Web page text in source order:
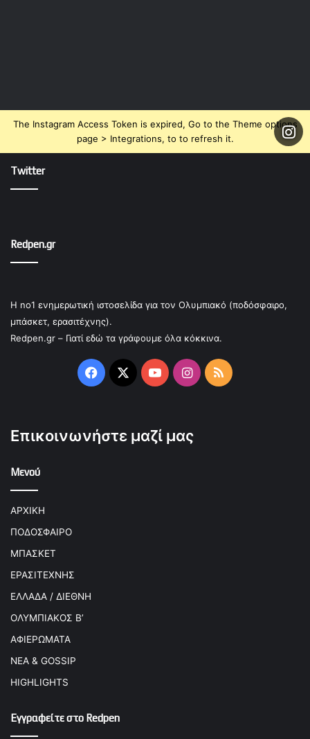
The Instagram Access Token is expired, Go to the Theme options
page > Integrations, to to refresh it.
Twitter
Redpen.gr
Η no1 ενημερωτική ιστοσελίδα για τον Ολυμπιακό (ποδόσφαιρο,
μπάσκετ, ερασιτέχνης).
Redpen.gr – Γιατί εδώ τα γράφουμε όλα κόκκινα.
Facebook
X YouTubeInstagram
RSS
Επικοινωνήστε μαζί μας
Μενού
ΑΡΧΙΚΗ
ΠΟΔΟΣΦΑΙΡΟ
ΜΠΑΣΚΕΤ
ΕΡΑΣΙΤΕΧΝΗΣ
ΕΛΛΑΔΑ / ΔΙΕΘΝΗ
ΟΛΥΜΠΙΑΚΟΣ Β’
ΑΦΙΕΡΩΜΑΤΑ
ΝΕΑ & GOSSIP
HIGHLIGHTS
Εγγραφείτε στο Redpen